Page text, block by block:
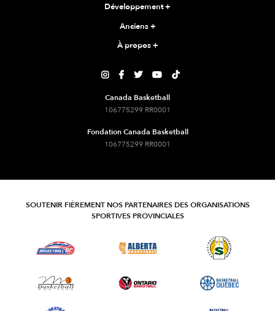
Développement+
Anciens+
À propos+
    
Canada Basketball
106775299 RR0001
Fondation Canada Basketball
106775299 RR0001
SOUTENIR FIÈREMENT NOS PARTENAIRES DES ORGANISATIONS
SPORTIVES PROVINCIALES